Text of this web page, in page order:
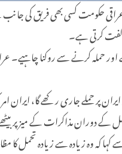
کہا کہ عراقی حکومت کسی بھی
کرتی ہے۔
اور حملہ کرنے سے روکنا
تک اسرائیل ایران پر حملے جاری
کے دوران مذاکرات کے میز پر
وہ زیادہ سے زیادہ تحمل کا